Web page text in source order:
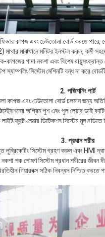
কাগজ এবং ঢেউতোলা বোর্ড করতে পারে,
মাথার মাঝখানে মনিটর ইনস্টল করুন, কর্মী
কাগজের গাদা নকশা এবং বিশেষ বায়ুসংক্রান্ত
স্যাম্পলিং সিস্টেম মেশিনটি বন্ধ না করে
2. পজিশনিং পার্ট
কাগজ এবং ঢেউতোলা বোর্ড চলমান জন্য
অগ্রিম পুশ এবং পুল লেয়ার ডাই
ফ্রন্ট লেয়ার ডিটেকশন সিস্টেম মূল
3. প্রধান শরীর
লুব্রিকেটিং সিস্টেম গ্রহণ করুন এবং HMI
নকশা শক শোষণ সিস্টেম প্রধান শরীরের জীবন
গিয়ারবক্স সঠিক নিবন্ধন নিশ্চিত